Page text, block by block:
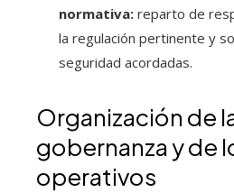
normativa: reparto de
la regulación pertinente y
seguridad acordadas.
Organización de
gobernanza y de
operativos